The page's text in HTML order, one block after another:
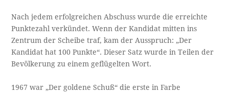
Nach jedem erfolgreichen Abschuss wurde die erreichte
Punktezahl verkündet. Wenn der Kandidat mitten ins
Zentrum der Scheibe traf, kam der Ausspruch: „Der
Kandidat hat 100 Punkte“. Dieser Satz wurde in Teilen der
Bevölkerung zu einem geflügelten Wort.
1967 war „Der goldene Schuß“ die erste in Farbe